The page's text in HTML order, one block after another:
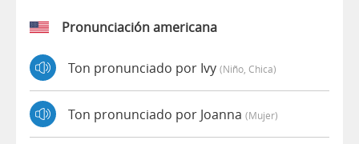
Pronunciación americana
Ton pronunciado por Ivy (niño, Chica)
Ton pronunciado por Joanna (mujer)